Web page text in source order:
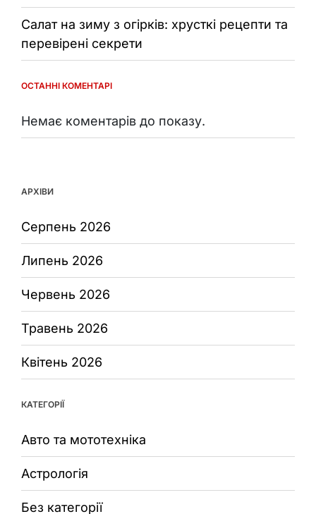
Салат на зиму з огірків: хрусткі рецепти та
перевірені секрети
ОСТАННІ КОМЕНТАРІ
Немає коментарів до показу.
АРХІВИ
Серпень 2026
Липень 2026
Червень 2026
Травень 2026
Квітень 2026
КАТЕГОРІЇ
Авто та мототехніка
Астрологія
Без категорії